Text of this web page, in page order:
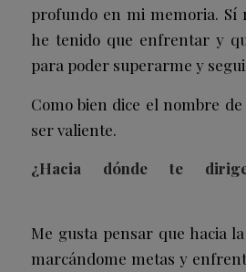
profundo en mi memoria. Sí
he tenido que enfrentar y
para poder superarme y
Como bien dice el nombre
ser valiente.
¿Hacia dónde
Me gusta pensar que hacia
marcándome metas y